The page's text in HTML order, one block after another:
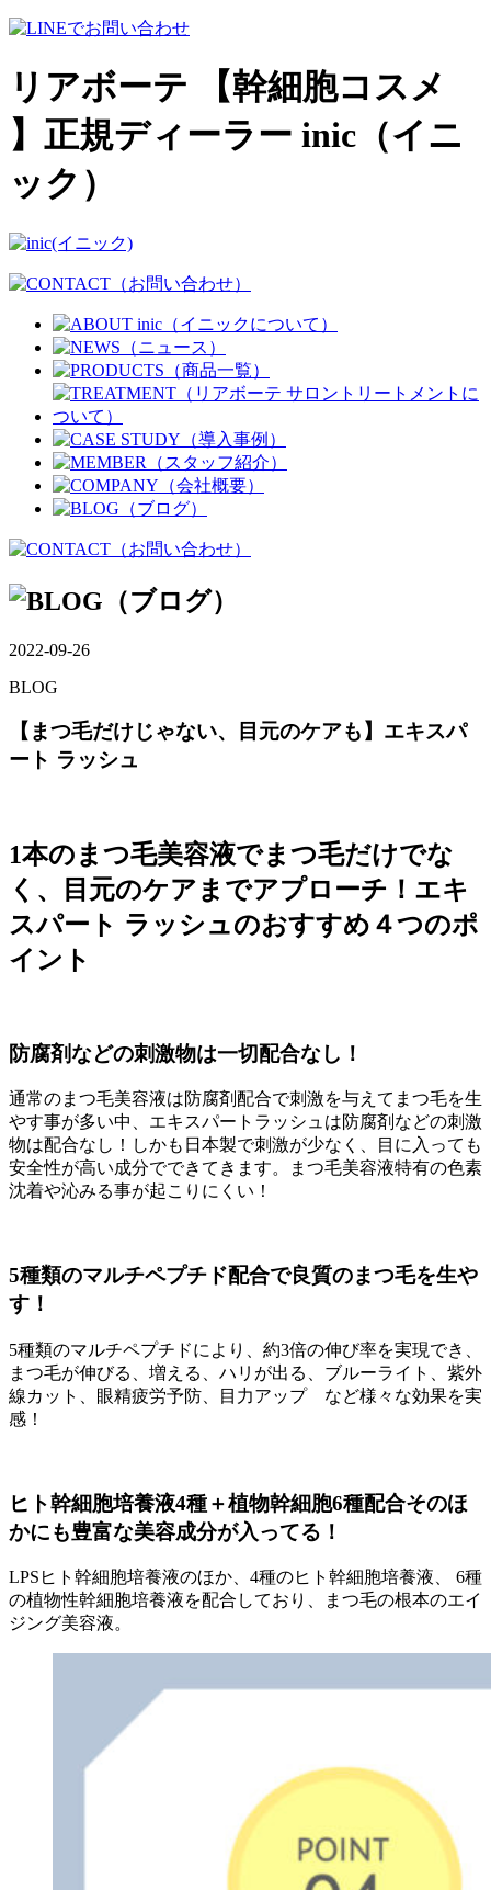
リアボーテ 【幹細胞コスメ
】正規ディーラー inic（イニ
ック）
2022-09-26
BLOG
【まつ毛だけじゃない、目元のケアも】エキスパ
ート ラッシュ
1本のまつ毛美容液でまつ毛だけでな
く、目元のケアまでアプローチ！ エキ
スパート ラッシュのおすすめ４つのポ
イント
防腐剤などの刺激物は一切配合なし！
通常のまつ毛美容液は防腐剤配合で刺激を与えてまつ毛を生
やす事が多い中、エキスパートラッシュは防腐剤などの刺激
物は配合なし！しかも日本製で刺激が少なく、目に入っても
安全性が高い成分でできてきます。まつ毛美容液特有の色素
沈着や沁みる事が起こりにくい！
5種類のマルチペプチド配合で良質のまつ毛を生や
す！
5種類のマルチペプチドにより、約3倍の伸び率を実現でき、
まつ毛が伸びる、増える、ハリが出る、ブルーライト、紫外
線カット、眼精疲労予防、目力アップ など様々な効果を実
感！
ヒト幹細胞培養液4種＋植物幹細胞6種配合そのほ
かにも豊富な美容成分が入ってる！
LPSヒト幹細胞培養液のほか、4種のヒト幹細胞培養液、 6種
の植物性幹細胞培養液を配合しており、まつ毛の根本のエイ
ジング美容液。